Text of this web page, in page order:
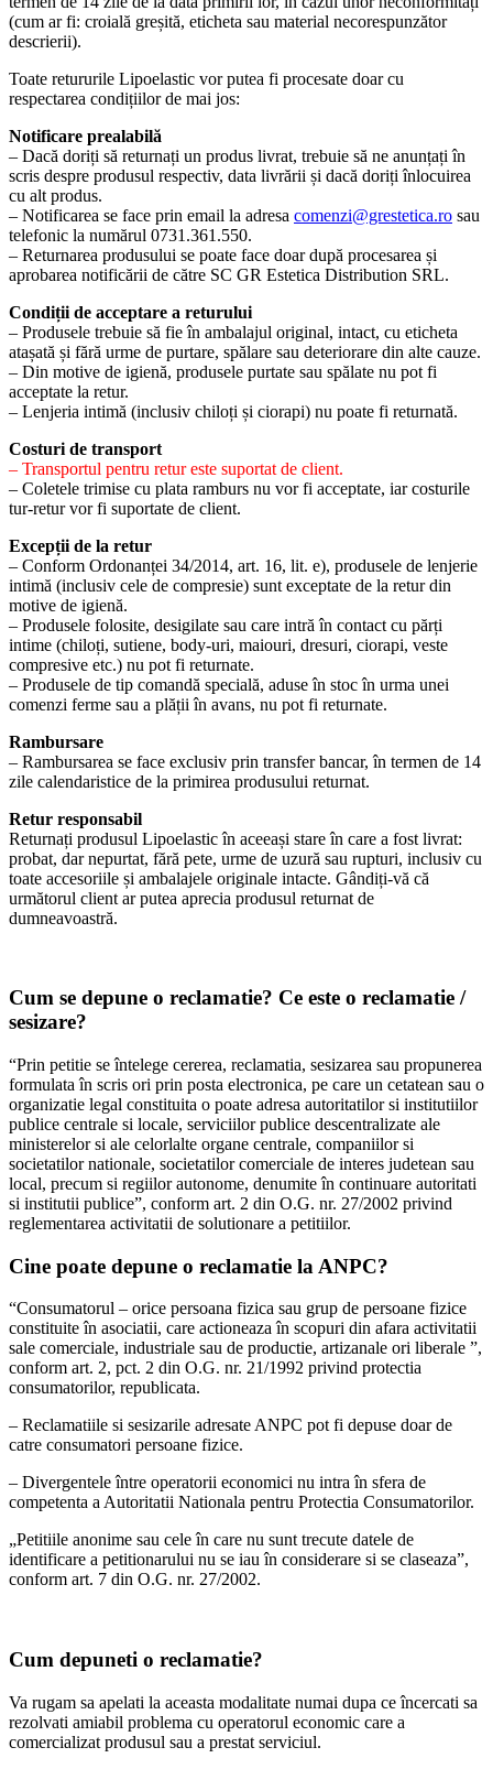
(cum ar fi: croială greșită, eticheta sau material necorespunzător
descrierii).
Toate retururile Lipoelastic vor putea fi procesate doar cu
respectarea condițiilor de mai jos:
Notificare prealabilă
– Dacă doriți să returnați un produs livrat, trebuie să ne anunțați în
scris despre produsul respectiv, data livrării și dacă doriți înlocuirea
cu alt produs.
– Notificarea se face prin email la adresa comenzi@grestetica.ro sau
telefonic la numărul 0731.361.550.
– Returnarea produsului se poate face doar după procesarea și
aprobarea notificării de către SC GR Estetica Distribution SRL.
Condiții de acceptare a returului
– Produsele trebuie să fie în ambalajul original, intact, cu eticheta
atașată și fără urme de purtare, spălare sau deteriorare din alte cauze.
– Din motive de igienă, produsele purtate sau spălate nu pot fi
acceptate la retur.
– Lenjeria intimă (inclusiv chiloți și ciorapi) nu poate fi returnată.
Costuri de transport
– Transportul pentru retur este suportat de client.
– Coletele trimise cu plata ramburs nu vor fi acceptate, iar costurile
tur-retur vor fi suportate de client.
Excepții de la retur
– Conform Ordonanței 34/2014, art. 16, lit. e), produsele de lenjerie
intimă (inclusiv cele de compresie) sunt exceptate de la retur din
motive de igienă.
– Produsele folosite, desigilate sau care intră în contact cu părți
intime (chiloți, sutiene, body-uri, maiouri, dresuri, ciorapi, veste
compresive etc.) nu pot fi returnate.
– Produsele de tip comandă specială, aduse în stoc în urma unei
comenzi ferme sau a plății în avans, nu pot fi returnate.
Rambursare
– Rambursarea se face exclusiv prin transfer bancar, în termen de 14
zile calendaristice de la primirea produsului returnat.
Retur responsabil
Returnați produsul Lipoelastic în aceeași stare în care a fost livrat:
probat, dar nepurtat, fără pete, urme de uzură sau rupturi, inclusiv cu
toate accesoriile și ambalajele originale intacte. Gândiți-vă că
următorul client ar putea aprecia produsul returnat de
dumneavoastră.
Cum se depune o reclamatie? Ce este o reclamatie /
sesizare?
“Prin petitie se întelege cererea, reclamatia, sesizarea sau propunerea
formulata în scris ori prin posta electronica, pe care un cetatean sau o
organizatie legal constituita o poate adresa autoritatilor si institutiilor
publice centrale si locale, serviciilor publice descentralizate ale
ministerelor si ale celorlalte organe centrale, companiilor si
societatilor nationale, societatilor comerciale de interes judetean sau
local, precum si regiilor autonome, denumite în continuare autoritati
si institutii publice”, conform art. 2 din O.G. nr. 27/2002 privind
reglementarea activitatii de solutionare a petitiilor.
Cine poate depune o reclamatie la ANPC?
“Consumatorul – orice persoana fizica sau grup de persoane fizice
constituite în asociatii, care actioneaza în scopuri din afara activitatii
sale comerciale, industriale sau de productie, artizanale ori liberale ”,
conform art. 2, pct. 2 din O.G. nr. 21/1992 privind protectia
consumatorilor, republicata.
– Reclamatiile si sesizarile adresate ANPC pot fi depuse doar de
catre consumatori persoane fizice.
– Divergentele între operatorii economici nu intra în sfera de
competenta a Autoritatii Nationala pentru Protectia Consumatorilor.
„Petitiile anonime sau cele în care nu sunt trecute datele de
identificare a petitionarului nu se iau în considerare si se claseaza”,
conform art. 7 din O.G. nr. 27/2002.
Cum depuneti o reclamatie?
Va rugam sa apelati la aceasta modalitate numai dupa ce încercati sa
rezolvati amiabil problema cu operatorul economic care a
comercializat produsul sau a prestat serviciul.